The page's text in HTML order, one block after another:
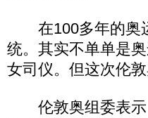
在100多年的奥运
统。其实不单单是
女司仪。但这次伦
伦敦奥组委表示